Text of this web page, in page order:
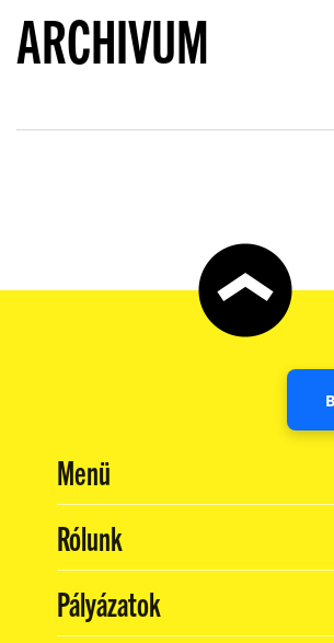
ARCHIVUM
Menü
Rólunk
Pályázatok